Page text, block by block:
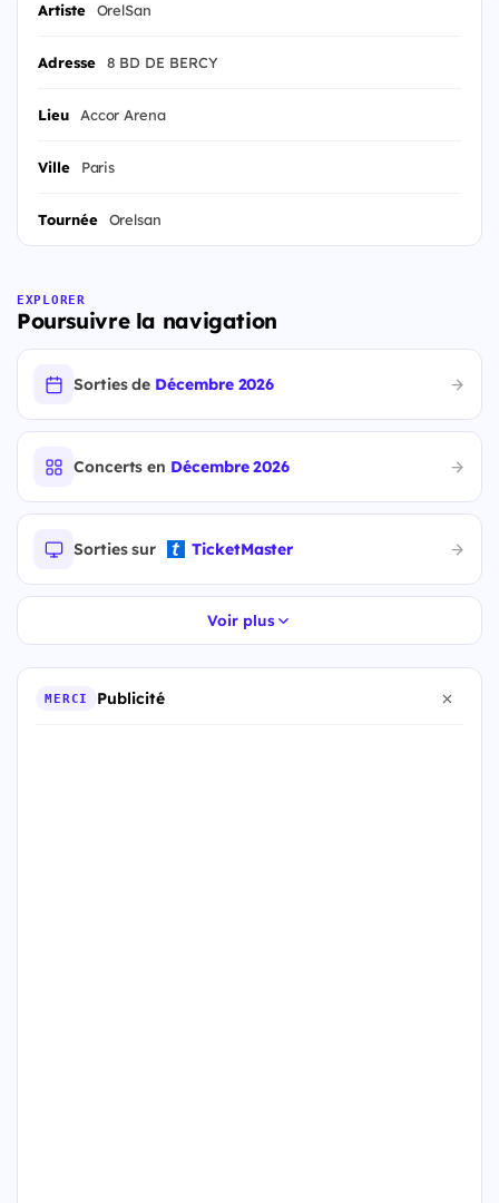
Artiste OrelSan
Adresse 8 BD DE BERCY
Lieu Accor Arena
Ville Paris
Tournée Orelsan
EXPLORER
Poursuivre la navigation
Sorties de Décembre 2026
Concerts en Décembre 2026
Sorties sur TicketMaster
Voir plus
MERCI Publicité